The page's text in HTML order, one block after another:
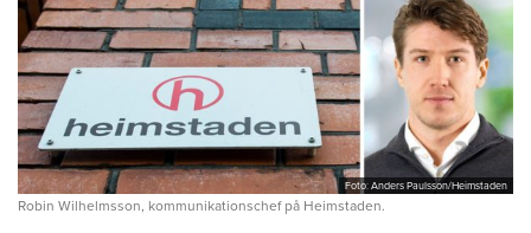
Foto: Anders Paulsson/Heimstaden
Robin Wilhelmsson, kommunikationschef på Heimstaden.